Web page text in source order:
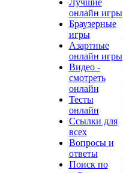
онлайн игры
Браузерные
игры
Азартные
онлайн игры
Видео -
смотреть
онлайн
Тесты
онлайн
Ссылки для
всех
Вопросы и
ответы
Поиск по